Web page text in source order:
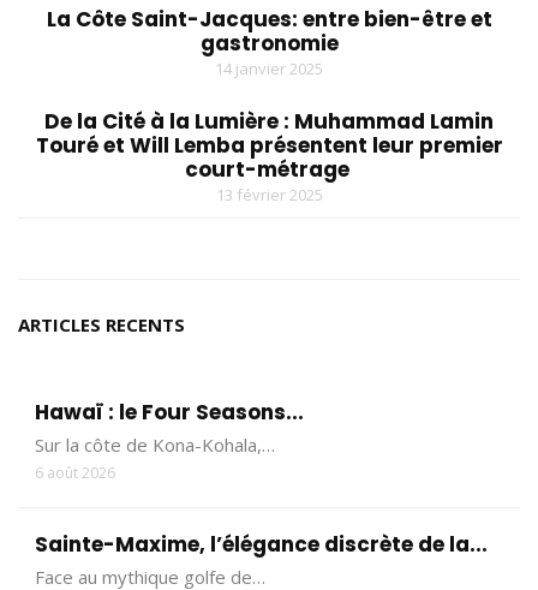
La Côte Saint-Jacques: entre bien-être et
gastronomie
14 janvier 2025
De la Cité à la Lumière : Muhammad Lamin
Touré et Will Lemba présentent leur premier
court-métrage
13 février 2025
ARTICLES RECENTS
Hawaï : le Four Seasons...
Sur la côte de Kona-Kohala,…
6 août 2026
Sainte-Maxime, l’élégance discrète de la...
Face au mythique golfe de…